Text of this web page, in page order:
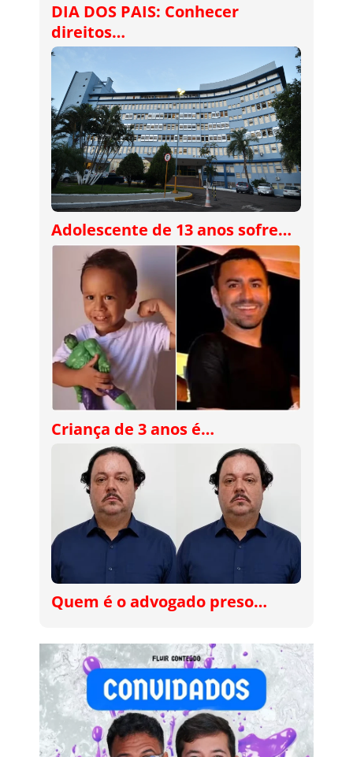
DIA DOS PAIS: Conhecer
direitos…
Adolescente de 13 anos sofre…
Criança de 3 anos é…
Quem é o advogado preso…